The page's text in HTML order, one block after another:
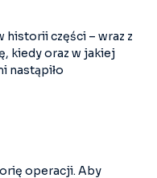
historii części – wraz z
kiedy oraz w jakiej
nastąpiło
operacji. Aby